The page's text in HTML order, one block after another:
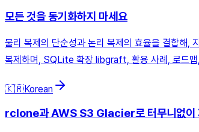
모든 것을 동기화하지 마세요
물리 복제의 단순성과 논리 복제의 효율을 결합해,
복제하며, SQLite 확장 libgraft, 활용 사례, 로드
🇰🇷Korean
rclone과 AWS S3 Glacier로 터무니없이